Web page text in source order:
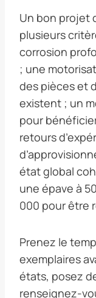
Un bon projet
plusieurs
corrosion
; une
des pièces et
existent ; un
pour
retours
état global
une épave à
000 pour être
Prenez le
exemplaires
états, posez
renseignez-